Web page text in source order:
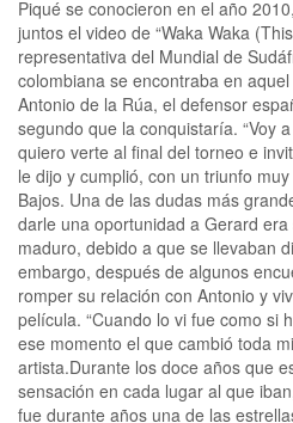
Piqué se conocieron en el año
juntos el video de “Waka Waka
representativa del Mundial de
colombiana se encontraba en
Antonio de la Rúa, el defensor
segundo que la conquistaría. “Voy
quiero verte al final del torneo e
le dijo y cumplió, con un triunfo
Bajos. Una de las dudas más
darle una oportunidad a Gerard
maduro, debido a que se llevaban
embargo, después de algunos
romper su relación con Antonio y
película. “Cuando lo vi fue como si
ese momento el que cambió toda
artista.Durante los doce años que
sensación en cada lugar al que
fue durante años una de las